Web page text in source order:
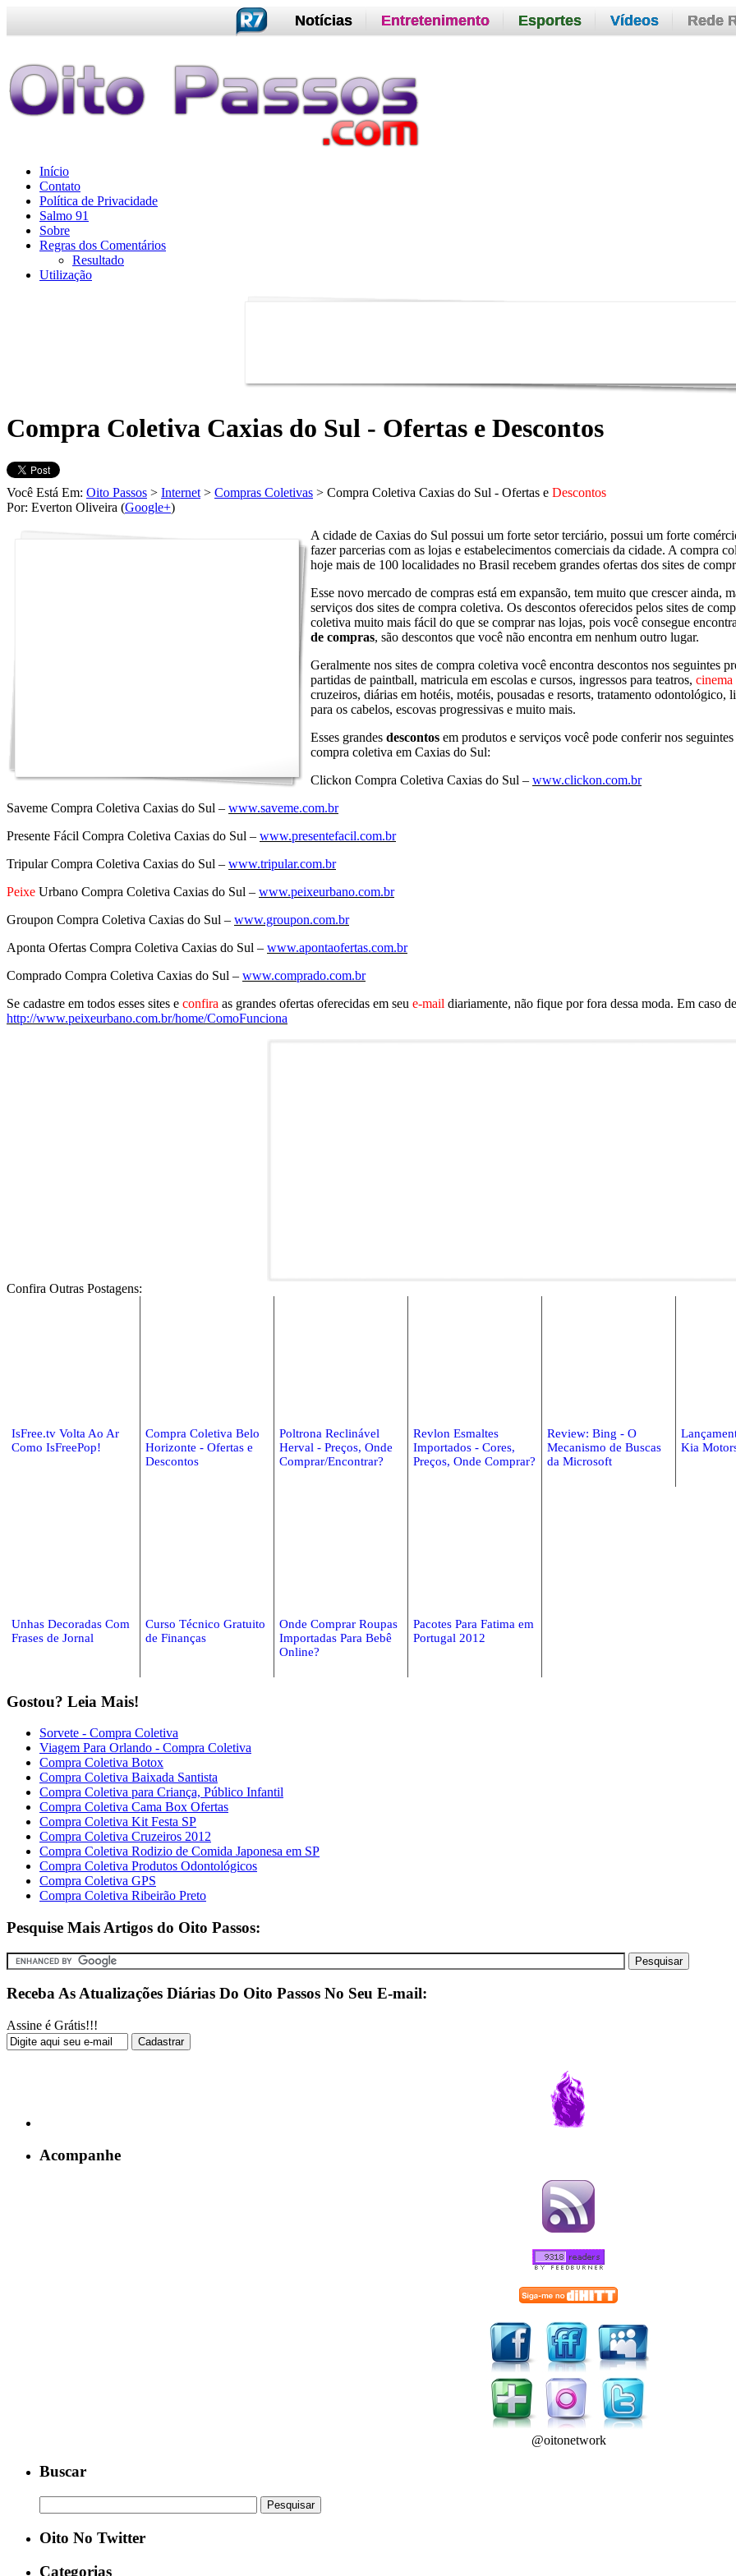
Notícias Entretenimento Esportes Vídeos Rede
Início
Contato
Política de Privacidade
Salmo 91
Sobre
Regras dos Comentários
Resultado
Utilização
Compra Coletiva Caxias do Sul - Ofertas e Descontos
Você Está Em: Oito Passos > Internet > Compras Coletivas > Compra Coletiva Caxias do Sul - Ofertas e Descontos
Por: Everton Oliveira (Google+)
A cidade de Caxias do Sul possui um forte setor terciário, possui um forte
fazer parcerias com as lojas e estabelecimentos comerciais da cidade. A compra
hoje mais de 100 localidades no Brasil recebem grandes ofertas dos sites de
Esse novo mercado de compras está em expansão, tem muito que crescer ainda,
serviços dos sites de compra coletiva. Os descontos oferecidos pelos sites de
coletiva muito mais fácil do que se comprar nas lojas, pois você consegue
de compras, são descontos que você não encontra em nenhum outro lugar.
Geralmente nos sites de compra coletiva você encontra descontos nos seguintes
partidas de paintball, matricula em escolas e cursos, ingressos para teatros, cinema
cruzeiros, diárias em hotéis, motéis, pousadas e resorts, tratamento
para os cabelos, escovas progressivas e muito mais.
Esses grandes descontos em produtos e serviços você pode conferir nos seguintes
compra coletiva em Caxias do Sul:
Clickon Compra Coletiva Caxias do Sul – www.clickon.com.br
Saveme Compra Coletiva Caxias do Sul – www.saveme.com.br
Presente Fácil Compra Coletiva Caxias do Sul – www.presentefacil.com.br
Tripular Compra Coletiva Caxias do Sul – www.tripular.com.br
Peixe Urbano Compra Coletiva Caxias do Sul – www.peixeurbano.com.br
Groupon Compra Coletiva Caxias do Sul – www.groupon.com.br
Aponta Ofertas Compra Coletiva Caxias do Sul – www.apontaofertas.com.br
Comprado Compra Coletiva Caxias do Sul – www.comprado.com.br
Se cadastre em todos esses sites e confira as grandes ofertas oferecidas em seu e-mail diariamente, não fique por fora dessa moda. Em caso
http://www.peixeurbano.com.br/home/ComoFunciona
Confira Outras Postagens:
IsFree.tv Volta Ao Ar
Como IsFreePop!
Compra Coletiva Belo
Horizonte - Ofertas e
Descontos
Poltrona Reclinável
Herval - Preços, Onde
Comprar/Encontrar?
Revlon Esmaltes
Importados - Cores,
Preços, Onde Comprar?
Review: Bing - O
Mecanismo de Buscas
da Microsoft
Kia
Unhas Decoradas Com
Frases de Jornal
Curso Técnico Gratuito
de Finanças
Onde Comprar Roupas
Importadas Para Bebê
Online?
Pacotes Para Fatima em
Portugal 2012
Gostou? Leia Mais!
Sorvete - Compra Coletiva
Viagem Para Orlando - Compra Coletiva
Compra Coletiva Botox
Compra Coletiva Baixada Santista
Compra Coletiva para Criança, Público Infantil
Compra Coletiva Cama Box Ofertas
Compra Coletiva Kit Festa SP
Compra Coletiva Cruzeiros 2012
Compra Coletiva Rodizio de Comida Japonesa em SP
Compra Coletiva Produtos Odontológicos
Compra Coletiva GPS
Compra Coletiva Ribeirão Preto
Pesquise Mais Artigos do Oito Passos:
Receba As Atualizações Diárias Do Oito Passos No Seu E-mail:
Assine é Grátis!!!
Acompanhe
@oitonetwork
Buscar
Oito No Twitter
Categorias